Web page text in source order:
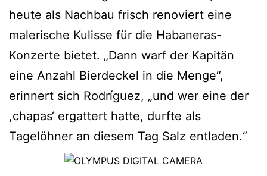
heute als Nachbau frisch renoviert eine
malerische Kulisse für die Habaneras-
Konzerte bietet. „Dann warf der Kapitän
eine Anzahl Bierdeckel in die Menge“,
erinnert sich Rodríguez, „und wer eine der
,chapas‘ ergattert hatte, durfte als
Tagelöhner an diesem Tag Salz entladen.“